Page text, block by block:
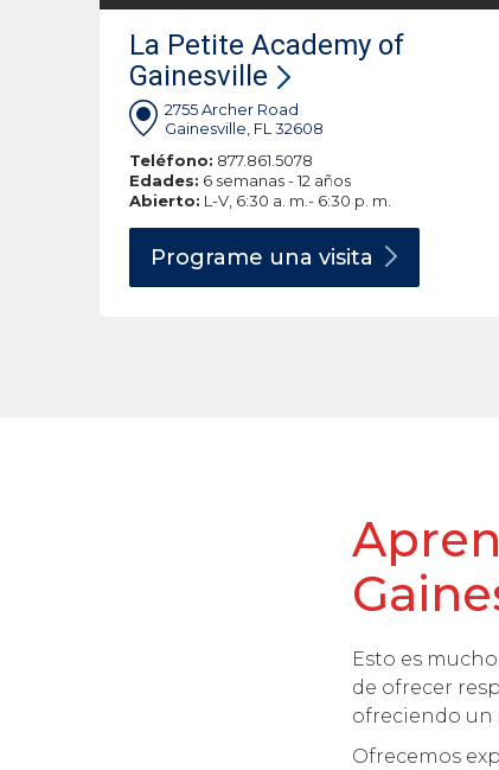
La Petite Academy of
Gainesville
2755 Archer Road
Gainesville, FL 32608
Teléfono: 877.861.5078
Edades: 6 semanas - 12 años
Abierto: L-V, 6:30 a. m.- 6:30 p. m.
Programe una visita
Esto es
de ofrecer
ofreciendo un
Ofrecemos